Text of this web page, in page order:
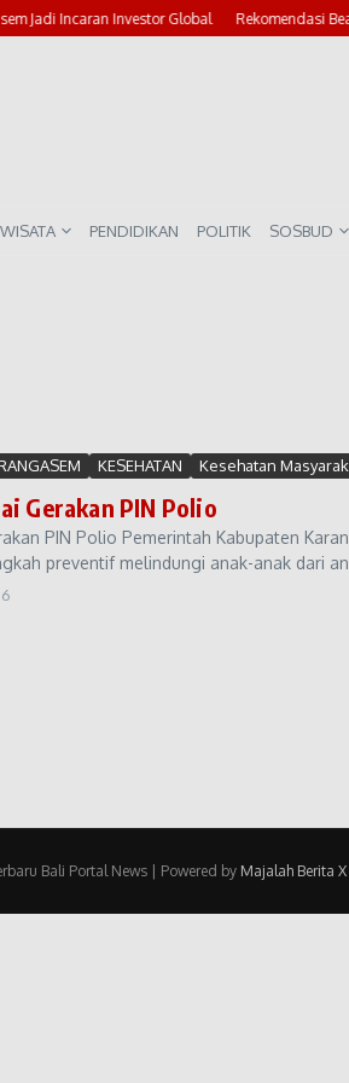
Jadi Incaran Investor Global Rekomendasi
PENDIDIKAN POLITIK SOSBUD
KESEHATAN Kesehatan
Gerakan PIN Polio
PIN Polio Pemerintah Kabupaten
preventif melindungi anak-anak dari
Bali Portal News | Powered by Majalah Berita X